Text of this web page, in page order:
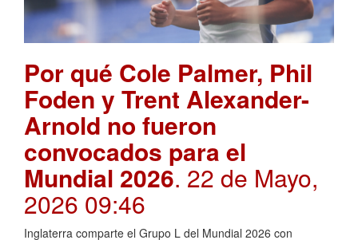
Por qué Cole Palmer, Phil
Foden y Trent Alexander-
Arnold no fueron
convocados para el
Mundial 2026. 22 de Mayo,
2026 09:46
Inglaterra comparte el Grupo L del Mundial 2026 con